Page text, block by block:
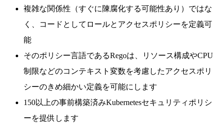
複雑な関係性（すぐに陳腐化する可能性あり）ではな
く、コードとしてロールとアクセスポリシーを定義可
能
そのポリシー言語であるRegoは、リソース構成やCPU
制限などのコンテキスト変数を考慮したアクセスポリ
シーのきめ細かい定義を可能にします
150以上の事前構築済みKubernetesセキュリティポリシ
ーを提供します